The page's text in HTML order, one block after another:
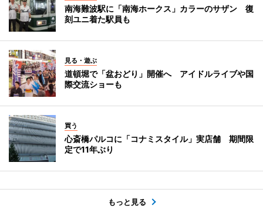
南海難波駅に「南海ホークス」カラーのサザン 復
刻ユニ着た駅員も
見る・遊ぶ
道頓堀で「盆おどり」開催へ アイドルライブや国
際交流ショーも
買う
心斎橋パルコに「コナミスタイル」実店舗 期間限
定で11年ぶり
もっと見る